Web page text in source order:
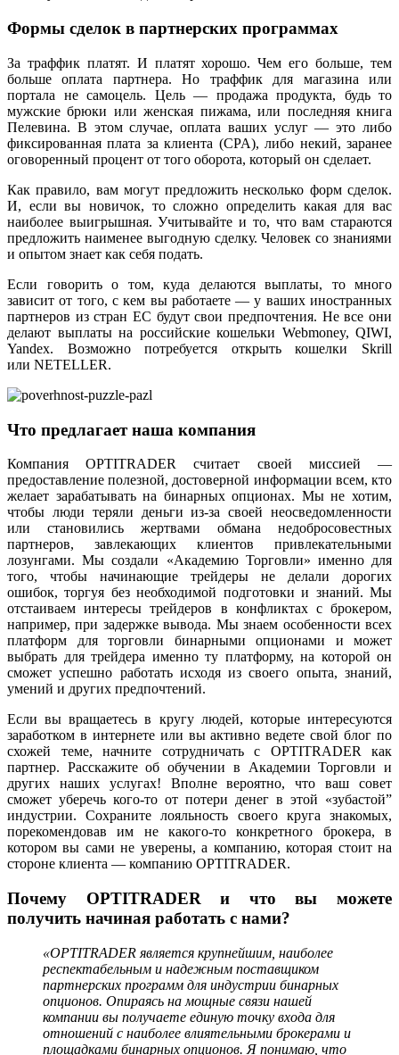
Формы сделок в партнерских программах
За траффик платят. И платят хорошо. Чем его больше, тем
больше оплата партнера. Но траффик для магазина или
портала не самоцель. Цель — продажа продукта, будь то
мужские брюки или женская пижама, или последняя книга
Пелевина. В этом случае, оплата ваших услуг — это либо
фиксированная плата за клиента (CPA), либо некий, заранее
оговоренный процент от того оборота, который он сделает.
Как правило, вам могут предложить несколько форм сделок.
И, если вы новичок, то сложно определить какая для вас
наиболее выигрышная. Учитывайте и то, что вам стараются
предложить наименее выгодную сделку. Человек со знаниями
и опытом знает как себя подать.
Если говорить о том, куда делаются выплаты, то много
зависит от того, с кем вы работаете — у ваших иностранных
партнеров из стран ЕС будут свои предпочтения. Не все они
делают выплаты на российские кошельки Webmoney, QIWI,
Yandex. Возможно потребуется открыть кошелки Skrill
или NETELLER.
Что предлагает наша компания
Компания OPTITRADER считает своей миссией —
предоставление полезной, достоверной информации всем, кто
желает зарабатывать на бинарных опционах. Мы не хотим,
чтобы люди теряли деньги из-за своей неосведомленности
или становились жертвами обмана недобросовестных
партнеров, завлекающих клиентов привлекательными
лозунгами. Мы создали «Академию Торговли» именно для
того, чтобы начинающие трейдеры не делали дорогих
ошибок, торгуя без необходимой подготовки и знаний. Мы
отстаиваем интересы трейдеров в конфликтах с брокером,
например, при задержке вывода. Мы знаем особенности всех
платформ для торговли бинарными опционами и может
выбрать для трейдера именно ту платформу, на которой он
сможет успешно работать исходя из своего опыта, знаний,
умений и других предпочтений.
Если вы вращаетесь в кругу людей, которые интересуются
заработком в интернете или вы активно ведете свой блог по
схожей теме, начните сотрудничать с OPTITRADER как
партнер. Расскажите об обучении в Академии Торговли и
других наших услугах! Вполне вероятно, что ваш совет
сможет уберечь кого-то от потери денег в этой «зубастой”
индустрии. Сохраните лояльность своего круга знакомых,
порекомендовав им не какого-то конкретного брокера, в
котором вы сами не уверены, а компанию, которая стоит на
стороне клиента — компанию OPTITRADER.
Почему OPTITRADER и что вы можете
получить начиная работать с нами?
«OPTITRADER является крупнейшим, наиболее
респектабельным и надежным поставщиком
партнерских программ для индустрии бинарных
опционов. Опираясь на мощные связи нашей
компании вы получаете единую точку входа для
отношений с наиболее влиятельными брокерами и
площадками бинарных опционов. Я понимаю, что